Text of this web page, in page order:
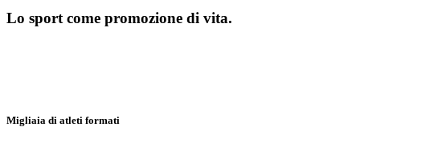
Lo sport come promozione di vita.
Migliaia di atleti formati